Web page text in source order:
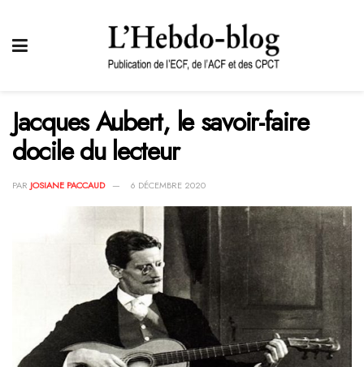
Jacques Aubert, le savoir-faire
docile du lecteur
PAR JOSIANE PACCAUD 6 DÉCEMBRE 2020